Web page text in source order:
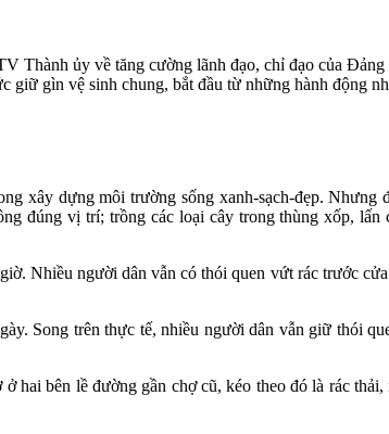
Thành ủy về tăng cường lãnh đạo, chỉ đạo của
gìn vệ sinh chung, bắt đầu từ những hành động
xây dựng môi trường sống xanh-sạch-đẹp. Nhưng
đúng vị trí; trồng các loại cây trong thùng xốp,
Nhiều người dân vẫn có thói quen vứt rác trước
Song trên thực tế, nhiều người dân vẫn giữ thói
bên lề đường gần chợ cũ, kéo theo đó là rác